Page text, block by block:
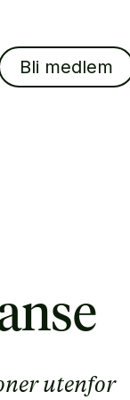
Bli medlem
utenfor